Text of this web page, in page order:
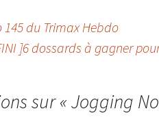
145 du Trimax Hebdo
]6 dossards à gagner
sur «Jogging